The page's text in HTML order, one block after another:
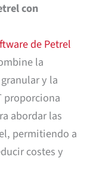
con
de Petrel
la
y la
proporciona
abordar las
permitiendo a
costes y